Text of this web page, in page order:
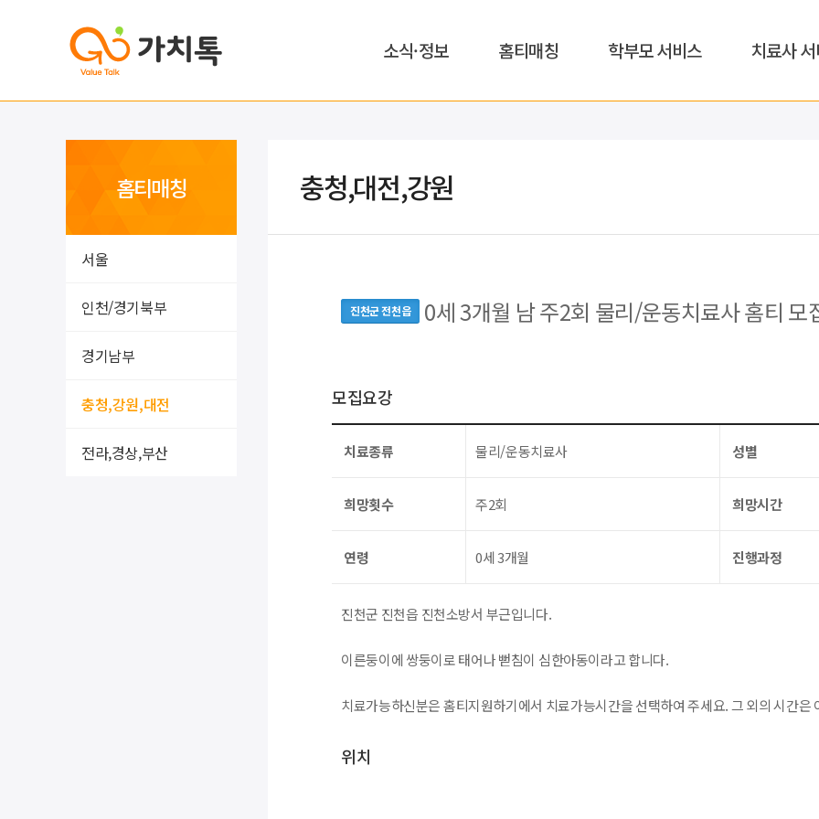
소식·정보 홈티매칭 학부모 서비스 치료사
홈티매칭
서울
인천/경기북부
경기남부
충청,강원,대전
전라,경상,부산
충청,대전,강원
진천군 전천읍 0세 3개월 남 주2회 물리/운동치료사 홈티 모
모집요강
치료종류 물리/운동치료사 성별
희망횟수 주2회 희망시간
연령 0세 3개월 진행과정
진천군 진천읍 진천소방서 부근입니다.
이른둥이에 쌍둥이로 태어나 뻗침이 심한아동이라고 합니다.
치료가능하신분은 홈티지원하기에서 치료가능시간을 선택하여 주세요. 그 외의 시간은
위치